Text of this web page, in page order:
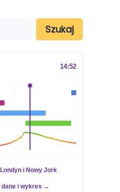
Szukaj
14:52
Londyn i Nowy Jork
dane i wykres →